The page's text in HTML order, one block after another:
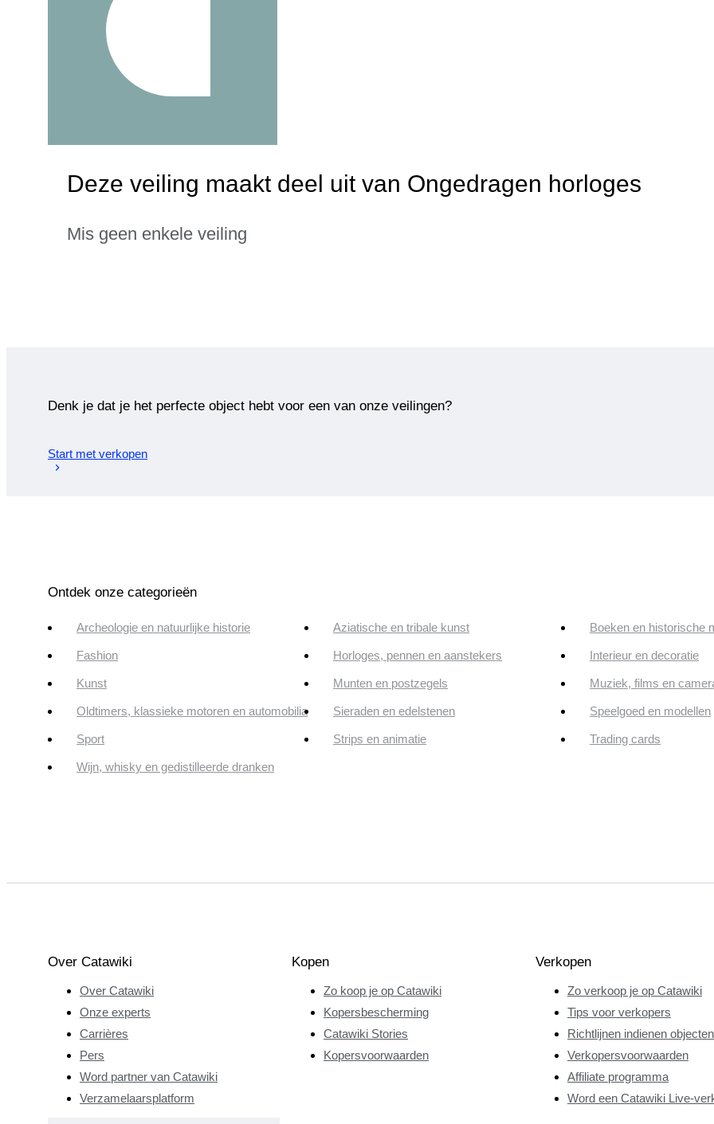
Deze veiling maakt deel uit van Ongedragen horloges
Mis geen enkele veiling
Denk je dat je het perfecte object hebt voor een van onze veilingen?
Start met verkopen
Ontdek onze categorieën
Archeologie en natuurlijke historie Aziatische en tribale kunst Boeken en historische
Fashion Horloges, pennen en aanstekers Interieur en decoratie
Kunst Munten en postzegels Muziek, films en
Oldtimers, klassieke motoren en automobilia Sieraden en edelstenen Speelgoed en modellen
Sport Strips en animatie Trading cards
Wijn, whisky en gedistilleerde dranken
Over Catawiki
Over Catawiki
Onze experts
Carrières
Pers
Word partner van Catawiki
Verzamelaarsplatform
Kopen
Zo koop je op Catawiki
Kopersbescherming
Catawiki Stories
Kopersvoorwaarden
Verkopen
Zo verkoop je op Catawiki
Tips voor verkopers
Richtlijnen indienen objecten
Verkopersvoorwaarden
Affiliate programma
Word een Catawiki Live-